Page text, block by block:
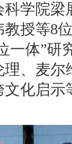
科学院
授等8
一体”研
、麦
化启示